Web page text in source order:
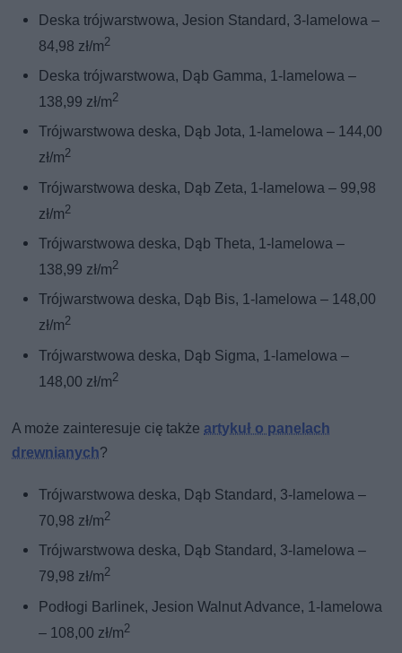
Deska trójwarstwowa, Jesion Standard, 3-lamelowa –
84,98 zł/m2
Deska trójwarstwowa, Dąb Gamma, 1-lamelowa –
138,99 zł/m2
Trójwarstwowa deska, Dąb Jota, 1-lamelowa – 144,00
zł/m2
Trójwarstwowa deska, Dąb Zeta, 1-lamelowa – 99,98
zł/m2
Trójwarstwowa deska, Dąb Theta, 1-lamelowa –
138,99 zł/m2
Trójwarstwowa deska, Dąb Bis, 1-lamelowa – 148,00
zł/m2
Trójwarstwowa deska, Dąb Sigma, 1-lamelowa –
148,00 zł/m2
A może zainteresuje cię takżeartykuł o panelach
drewnianych?
Trójwarstwowa deska, Dąb Standard, 3-lamelowa –
70,98 zł/m2
Trójwarstwowa deska, Dąb Standard, 3-lamelowa –
79,98 zł/m2
Podłogi Barlinek, Jesion Walnut Advance, 1-lamelowa
– 108,00 zł/m2